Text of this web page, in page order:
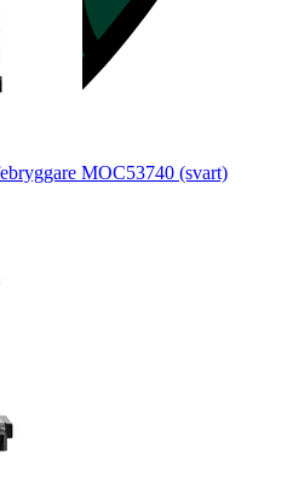
MOC53740 (svart)